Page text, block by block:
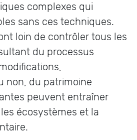
complexes qui
sans ces techniques.
loin de contrôler tous les
du processus
non, du patrimoine
peuvent entraîner
écosystèmes et la